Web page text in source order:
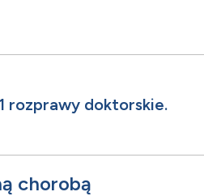
rozprawy doktorskie.
chorobą